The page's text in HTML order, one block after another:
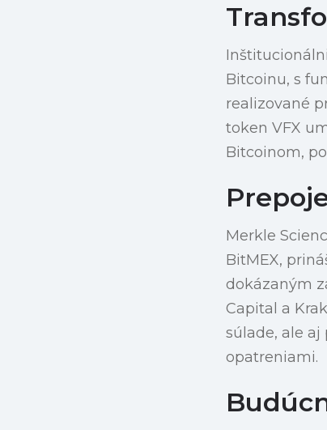
Bitcoinu, s
realizované
token VFX
Bitcoinom,
Merkle
BitMEX,
dokázaným
Capital a
súlade, ale
opatreniami.